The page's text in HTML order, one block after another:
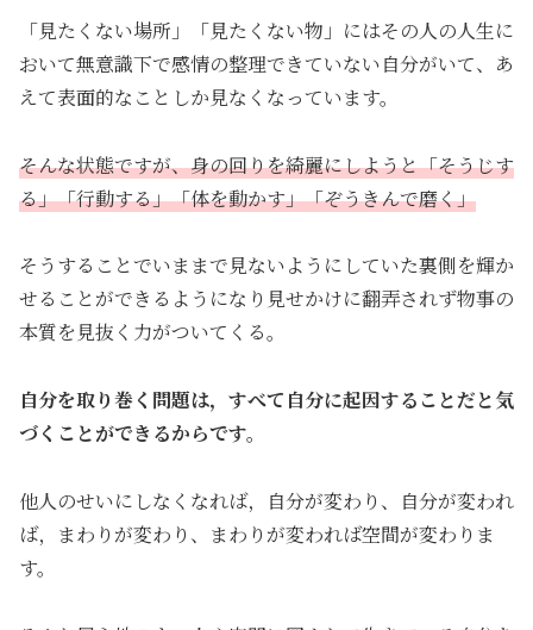
「見たくない場所」「見たくない物」にはその人の人生に
おいて無意識下で感情の整理できていない自分がいて、あ
えて表面的なことしか見なくなっています。
そんな状態ですが、身の回りを綺麗にしようと「そうじす
る」「行動する」「体を動かす」「ぞうきんで磨く」
そうすることでいままで見ないようにしていた裏側を輝か
せることができるようになり見せかけに翻弄されず物事の
本質を見抜く力がついてくる。
自分を取り巻く問題は，すべて自分に起因することだと気
づくことができるからです。
他人のせいにしなくなれば，自分が変わり、自分が変われ
ば，まわりが変わり、まわりが変われば空間が変わりま
す。